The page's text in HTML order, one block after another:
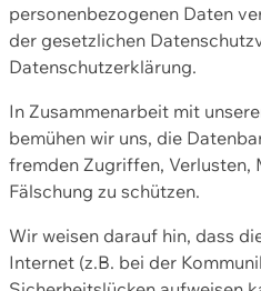
personenbezogenen Daten
der gesetzlichen
Datenschutzerklärung.
In Zusammenarbeit mit
bemühen wir uns, die
fremden Zugriffen, Verlusten,
Fälschung zu schützen.
Wir weisen darauf hin, dass
Internet (z.B. bei der